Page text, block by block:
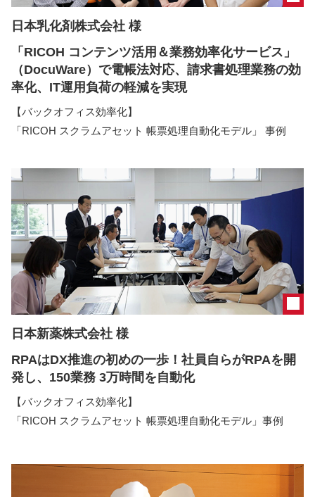
日本乳化剤株式会社 様
「RICOH コンテンツ活用＆業務効率化サービス」
（DocuWare）で電帳法対応、請求書処理業務の効
率化、IT運用負荷の軽減を実現
【バックオフィス効率化】
「RICOH スクラムアセット 帳票処理自動化モデル」 事例
日本新薬株式会社 様
RPAはDX推進の初めの一歩！社員自らがRPAを開
発し、150業務 3万時間を自動化
【バックオフィス効率化】
「RICOH スクラムアセット 帳票処理自動化モデル」事例